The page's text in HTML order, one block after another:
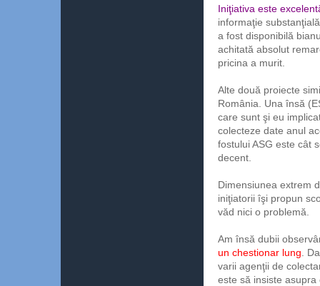
Iniţiativa este
informaţie
a fost disponibilă
achitată absolut
pricina a murit.
Alte două proiecte
România. Una însă
care sunt şi eu
colecteze date anul
fostului ASG este cât
decent.
Dimensiunea extrem
iniţiatorii îşi propun
văd nici o problemă.
Am însă dubii
un chestionar lung .
varii agenţii de
este să insiste